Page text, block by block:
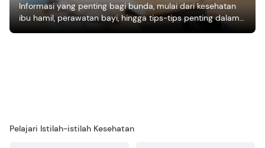
Informasi yang penting bagi bunda, mulai dari kesehatan
ibu hamil, perawatan bayi, hingga tips-tips penting dalam
mengasuh anak
Pelajari Istilah-istilah Kesehatan